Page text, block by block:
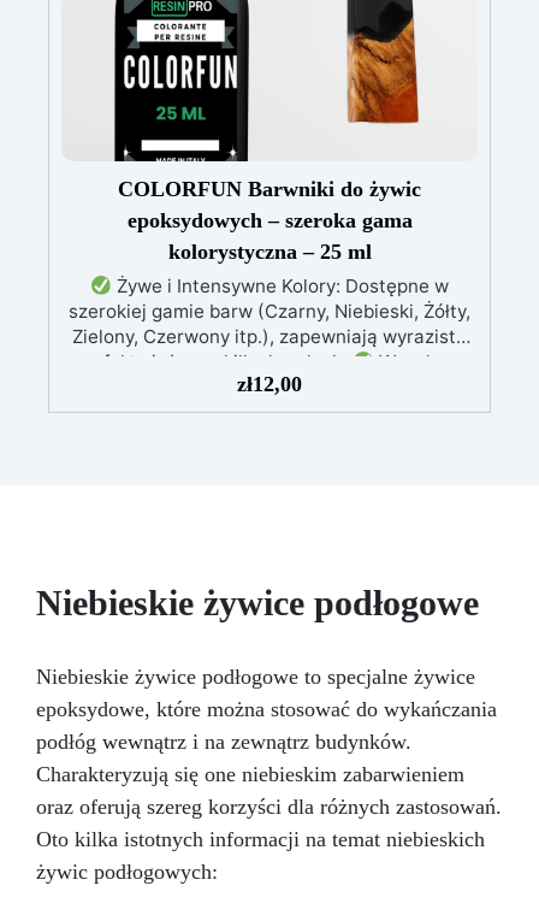
ponad 50 odlewów z różnych materiałów,
zachowując twardość 38 Shore A
COLORFUN Barwniki do żywic
epoksydowych – szeroka gama
kolorystyczna – 25 ml
Żywe i Intensywne Kolory: Dostępne w
szerokiej gamie barw (Czarny, Niebieski, Żółty,
Zielony, Czerwony itp.), zapewniają wyraziste
efekty już przy kilku kroplach.
Wysoka
Koncentracja: Możliwość regulacji
przezroczystości – od delikatnego odcienia po
Opracowana specjalnie do żywic epoksydowych
i akrylowych, zapewniając jednolitą mieszankę.
Poliuretanowymi: Używaj wyłącznie z żywicami
epoksydowymi i akrylowymi – nie nadaje się do
żywic poliuretanowych Resin Pro.
zł12,00
Niebieskie żywice podłogowe
Niebieskie żywice podłogowe to specjalne żywice
epoksydowe, które można stosować do wykańczania
podłóg wewnątrz i na zewnątrz budynków.
Charakteryzują się one niebieskim zabarwieniem
oraz oferują szereg korzyści dla różnych zastosowań.
Oto kilka istotnych informacji na temat niebieskich
żywic podłogowych: